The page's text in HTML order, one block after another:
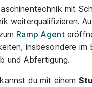
mit
weiterqualifizieren.
Ramp Agent
insbesondere im
und Abfertigung.
du mit einem